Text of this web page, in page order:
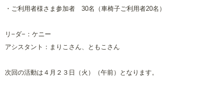
・ご利用者様さま参加者 30名（車椅子ご利用者20名）
リ−ダ−：ケニー
アシスタント：まりこさん、ともこさん
次回の活動は４月２３日（火）（午前）となります。